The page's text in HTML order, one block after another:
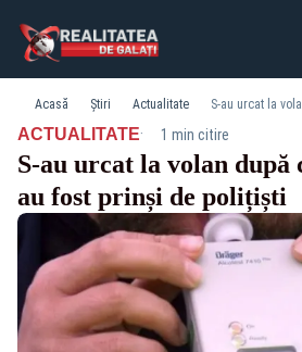
Acasă Știri Actualitate
ACTUALITATE· 1 min citire
S-au urcat la volan după
au fost prinși de polițiști